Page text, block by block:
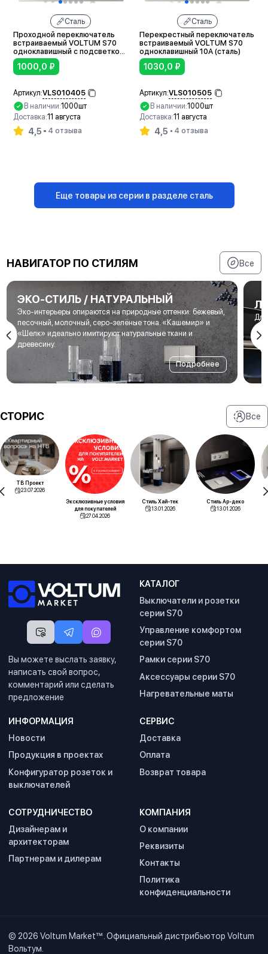
Сталь
Проходной переключатель
встраиваемый VOLTUM S70
одноклавишный с подсветкой
10А (сталь)
1000,0 ₽
Артикул:VLS010405
В наличии:1000шт
Доставка:11 августа
4,5 4 отзыва
Сталь
Перекрестный переключатель
встраиваемый VOLTUM S70
одноклавишный 10А (сталь)
1030,0 ₽
Артикул:VLS010505
В наличии:1000шт
Доставка:11 августа
4,5 4 отзыва
Еще товары из серии в разделе сталь
НАВИГАТОР ПО СТИЛЯМ Все
ЭКО-СТИЛЬ / НАТУРАЛЬНЫЙ
Эко-интерьеры опираются на природные оттенки: бежевый,
песочный, молочный, серо-зелёные тона. «Кашемир» и
«Шелк» идеально имитируют натуральные ткани и
древесину.
Подробнее
СТОРИС Все
ТВ Проект
23.07.2026
Эксклюзивные условия
для покупателей
27.04.2026
Стиль Хай-тек
13.01.2026
Стиль Ар-деко
13.01.2026
Вы можете выслать заявку,
написать свой вопрос,
комментарий или сделать
предложение
КАТАЛОГ
Выключатели и розетки
серии S70
Управление комфортом
серии S70
Рамки серии S70
Аксессуары серии S70
Нагревательные маты
ИНФОРМАЦИЯ
Новости
Продукция в проектах
Конфигуратор розеток и
выключателей
СЕРВИС
Доставка
Оплата
Возврат товара
СОТРУДНИЧЕСТВО
Дизайнерам и
архитекторам
Партнерам и дилерам
КОМПАНИЯ
О компании
Реквизиты
Контакты
Политика
конфиденциальности
© 2026Voltum Market™ . Официальный дистрибьютор Voltum
Вольтум.